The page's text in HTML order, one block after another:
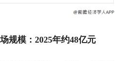
规模：2025年约48亿元